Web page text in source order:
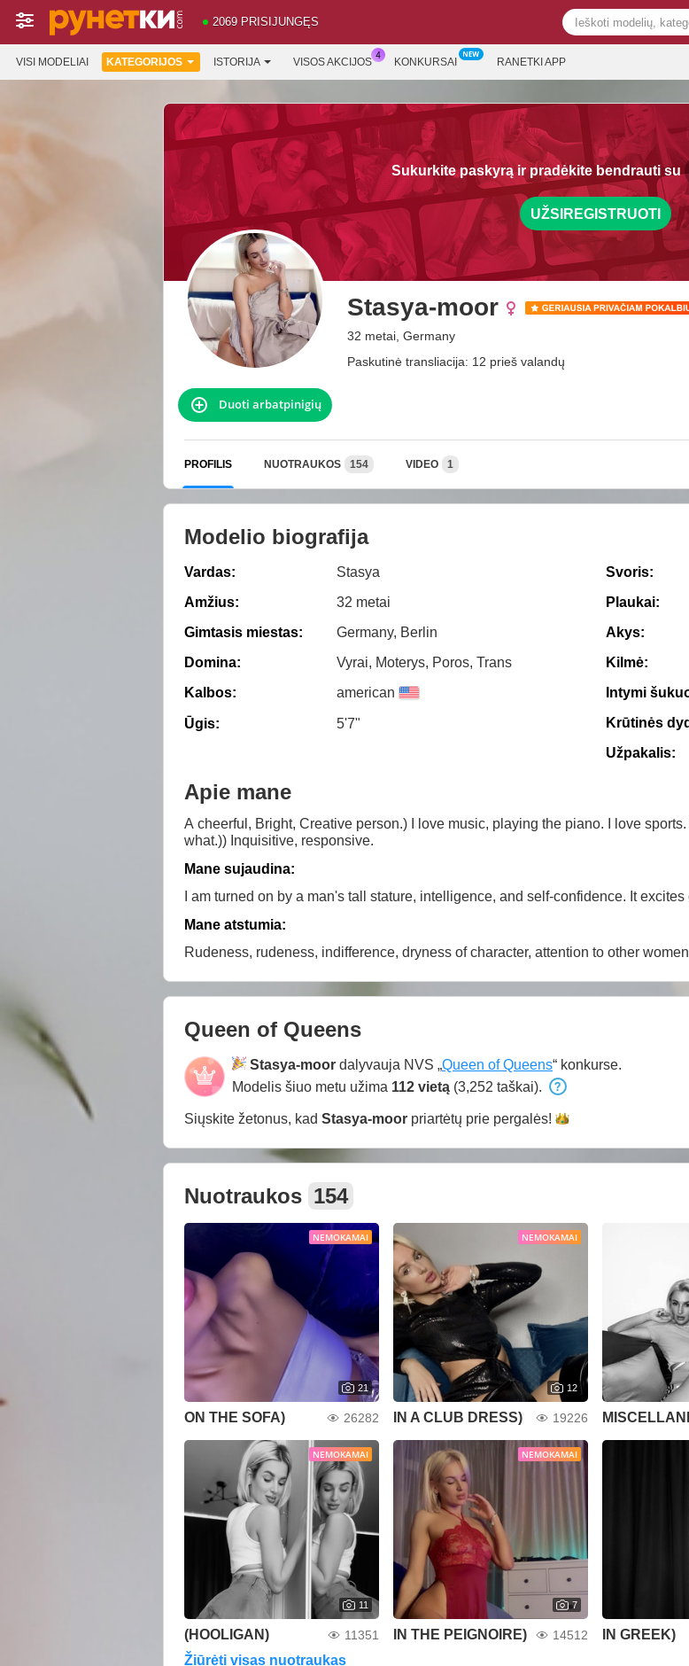
2069 PRISIJUNGĘS
VISI MODELIAI KATEGORIJOS ISTORIJA VISOS AKCIJOS KONKURSAI RANETKI APP
Sukurkite paskyrą ir pradėkite bendrauti su
UŽSIREGISTRUOTI
Stasya-moor
32 metai, Germany
Paskutinė transliacija: 12 prieš valandų
Duoti arbatpinigių
PROFILIS NUOTRAUKOS 154 VIDEO 1
Modelio biografija
Vardas:
Stasya
Amžius:
32 metai
Gimtasis miestas:
Germany, Berlin
Domina:
Vyrai, Moterys, Poros, Trans
Kalbos:
american
Ūgis: 5'7"
Svoris:
Plaukai:
Akys:
Kilmė:
Intymi
Krūtinės
Užpakalis:
Apie mane
A cheerful, Bright, Creative person.) I love music, playing the piano. I love
what.)) Inquisitive, responsive.
Mane sujaudina:
I am turned on by a man's tall stature, intelligence, and self-confidence. It
Mane atstumia:
Rudeness, rudeness, indifference, dryness of character, attention to other
Queen of Queens
Stasya-moor dalyvauja NVS „Queen of Queens“ konkurse.
Modelis šiuo metu užima 112 vietą (3,252 taškai).
Siųskite žetonus, kad Stasya-moor priartėtų prie pergalės!
Nuotraukos 154
NEMOKAMAI
21
ON THE SOFA) 26282
NEMOKAMAI
12
IN A CLUB DRESS) 19226
NEMOKAMAI
11
(HOOLIGAN) 11351
NEMOKAMAI
7
IN THE PEIGNOIRE) 14512 IN GREEK)
Žiūrėti visas nuotraukas